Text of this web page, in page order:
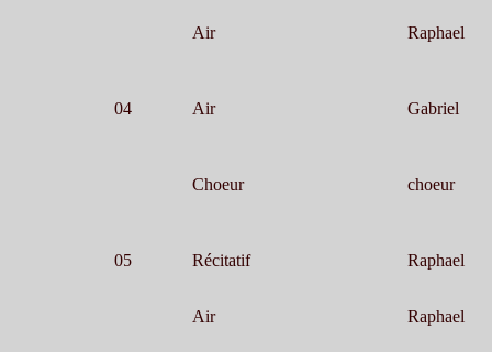
Air Raphael
04 Air Gabriel
Choeur choeur
05 Récitatif Raphael
Air Raphael